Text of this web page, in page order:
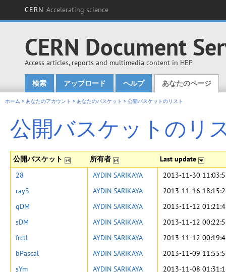
CERN Accelerating science
CERN Document
Access articles, reports and multimedia content in HEP
Main menu
検索 アップロード ヘルプ あなたのページ
ホーム > あなたのアカウント > あなたのバスケット > 公開バスケットのリスト
公開バスケットのリ
公開バスケット 所有者 Last update
28 AYDIN SARIKAYA
2013-11-30
rayS
AYDIN SARIKAYA
2013-11-16
qDM
AYDIN SARIKAYA
2013-11-12
sDM
AYDIN SARIKAYA
2013-11-12
frctl
AYDIN SARIKAYA
2013-11-12
bPascal
AYDIN SARIKAYA
2013-11-09
sYm
AYDIN SARIKAYA
2013-11-08